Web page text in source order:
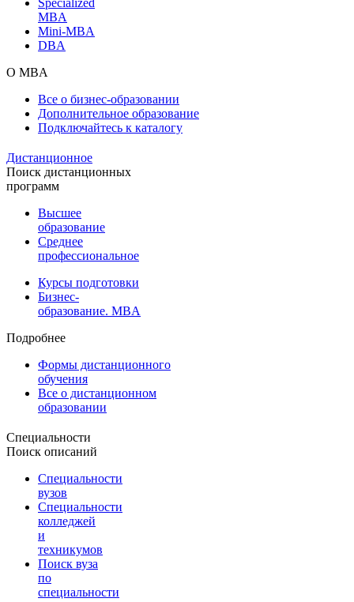
MBA
Mini-MBA
DBA
О MBA
Все о бизнес-образовании
Дополнительное образование
Подключайтесь к каталогу
Дистанционное
Поиск дистанционных
программ
Высшее
образование
Среднее
профессиональное
Курсы подготовки
Бизнес-
образование. MBA
Подробнее
Формы дистанционного
обучения
Все о дистанционном
образовании
Специальности
Поиск описаний
Специальности
вузов
Специальности
колледжей
и
техникумов
Поиск вуза
по
специальности